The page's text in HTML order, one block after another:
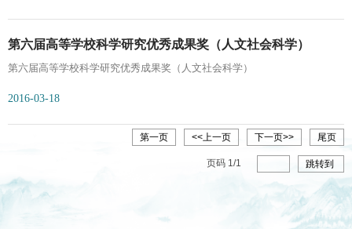
第六届高等学校科学研究优秀成果奖（人文社会科学）
第六届高等学校科学研究优秀成果奖（人文社会科学）
2016-03-18
第一页 <<上一页 下一页>> 尾页
页码 1/1 跳转到